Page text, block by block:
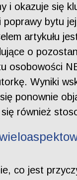
i okazuje się
bytu
artykułu
o
osobowości
Wyniki
ponownie
również
co jest